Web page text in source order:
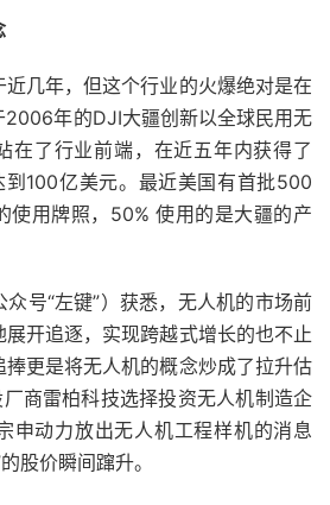
几年，但这个行业的火爆绝对是在
2006年的DJI大疆创新以全球民用无
在了行业前端，在近五年内获得了
100亿美元。最近美国有首批500
使用牌照，50% 使用的是大疆的产
号“左键”）获悉，无人机的市场前
开追逐，实现跨越式增长的也不止
更是将无人机的概念炒成了拉升估
商雷柏科技选择投资无人机制造企
申动力放出无人机工程样机的消息
股价瞬间蹿升。